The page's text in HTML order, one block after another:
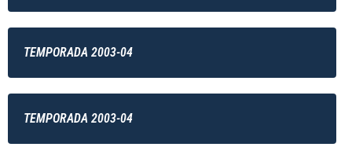
TEMPORADA 2003-04
TEMPORADA 2003-04